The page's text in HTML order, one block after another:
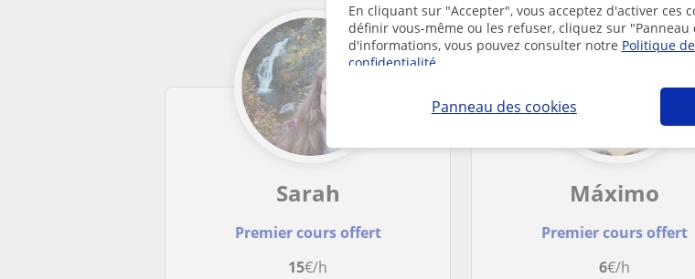
En cliquant sur "Accepter", vous acceptez d'activer ces
définir vous-même ou les refuser, cliquez sur "Panneau
d'informations, vous pouvez consulter notre Politique
confidentialité.
Panneau des cookies
Sarah
Premier cours offert
15€/h
Máximo
Premier cours offert
6€/h